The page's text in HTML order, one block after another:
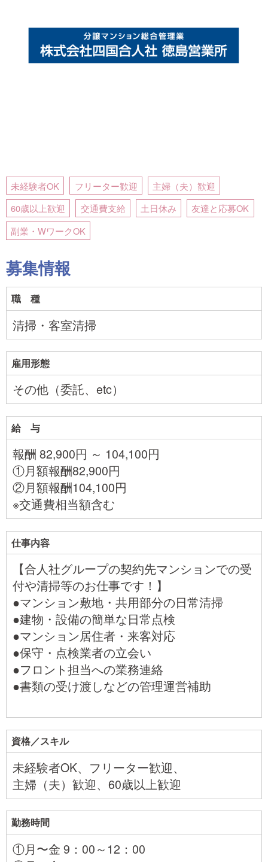
未経験者OK フリーター歓迎
主婦（夫）歓迎
60歳以上歓迎
交通費支給 土日休み
友達と応募OK
副業・WワークOK
募集情報
職 種
清掃・客室清掃
雇用形態
その他（委託、etc）
給 与
報酬 82,900円 ～ 104,100円
①月額報酬82,900円
②月額報酬104,100円
※交通費相当額含む
仕事内容
【合人社グループの契約先マンションでの受
付や清掃等のお仕事です！】
●マンション敷地・共用部分の日常清掃
●建物・設備の簡単な日常点検
●マンション居住者・来客対応
●保守・点検業者の立会い
●フロント担当への業務連絡
●書類の受け渡しなどの管理運営補助
資格／スキル
未経験者OK、フリーター歓迎、
主婦（夫）歓迎、60歳以上歓迎
勤務時間
①月〜金 9：00～12：00